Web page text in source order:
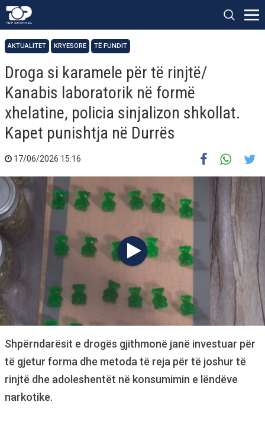
AKTUALITET KRYESORE TË FUNDIT
Droga si karamele për të rinjtë/
Kanabis laboratorik në formë
xhelatine, policia sinjalizon shkollat.
Kapet punishtja në Durrës
17/06/2026 15:16
Shpërndarësit e drogës gjithmonë janë investuar për
të gjetur forma dhe metoda të reja për të joshur të
rinjtë dhe adoleshentët në konsumimin e lëndëve
narkotike.